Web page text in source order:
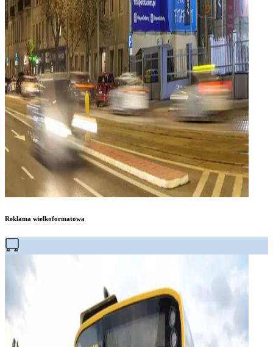
Reklama wielkoformatowa